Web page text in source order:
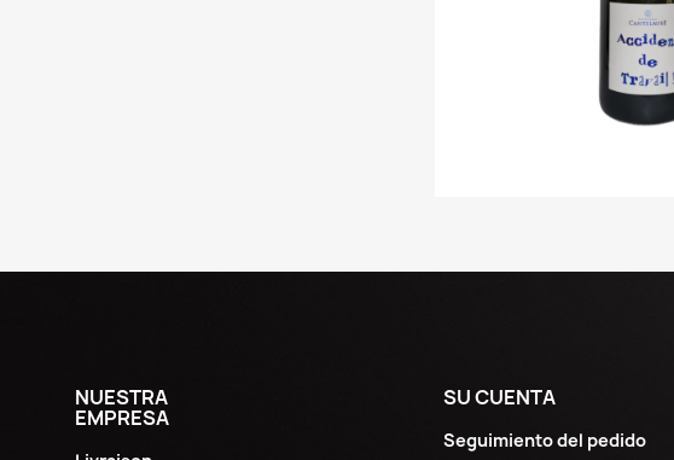
NUESTRA
EMPRESA
SU CUENTA
Seguimiento del pedido